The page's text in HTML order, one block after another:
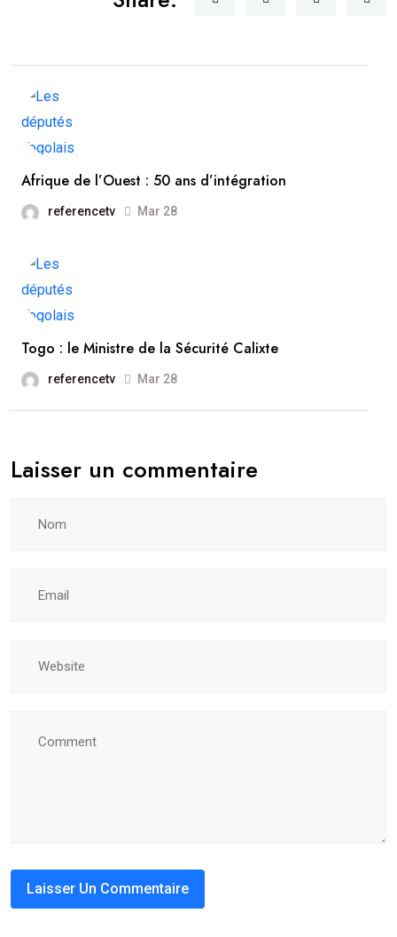
Afrique de l’Ouest : 50 ans d’intégration
referencetv Mar 28
Togo : le Ministre de la Sécurité Calixte
referencetv Mar 28
Laisser un commentaire